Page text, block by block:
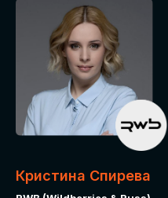
Кристина Спирева